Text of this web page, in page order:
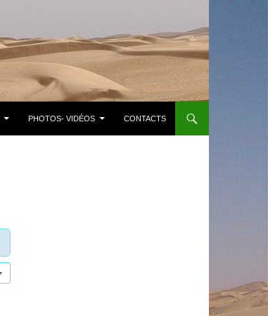
PHOTOS- VIDÉOS CONTACTS